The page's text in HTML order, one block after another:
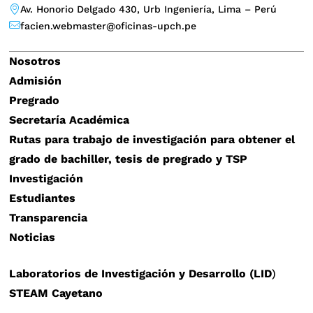
Av. Honorio Delgado 430, Urb Ingeniería, Lima – Perú
facien.webmaster@oficinas-upch.pe
Nosotros
Admisión
Pregrado
Secretaría Académica
Rutas para trabajo de investigación para obtener el
grado de bachiller, tesis de pregrado y TSP
Investigación
Estudiantes
Transparencia
Noticias
Laboratorios de Investigación y Desarrollo (LID)
STEAM Cayetano